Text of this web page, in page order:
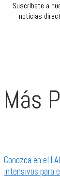
Suscríbete a
noticias
Más
Conozca en el
intensivos para